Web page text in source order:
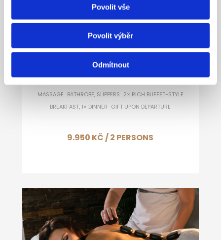
Povolit vše
Povolit výběr
Odmítnout
JUST THE TWO OF YOU
ATTIC ROOM (2 NIGHTS) 1 HOUR OF PRIVATE WHIRLPOOL
MASSAGE BATHROBE, SLIPPERS 2× RICH BUFFET-STYLE
BREAKFAST, 1× DINNER GIFT UPON DEPARTURE
9.950 KČ/ 2 PERSONS